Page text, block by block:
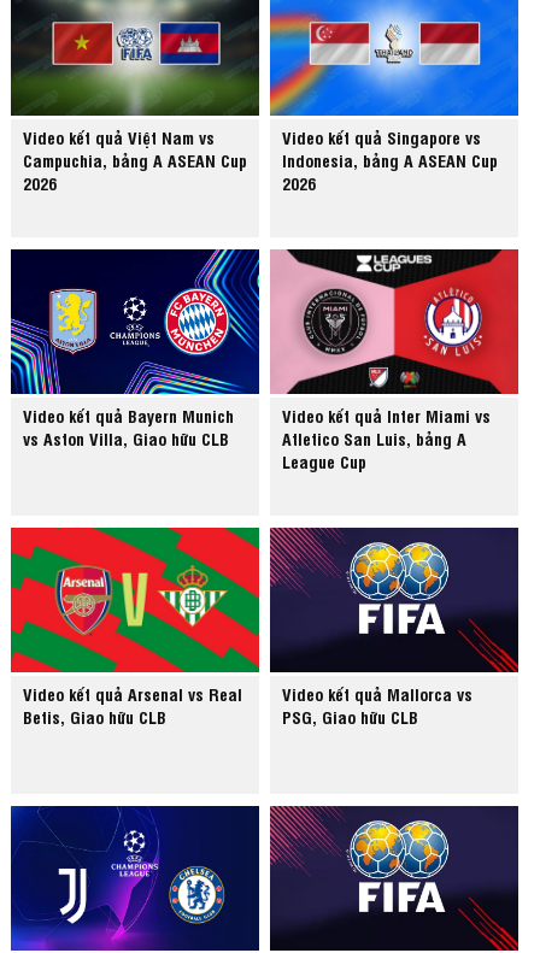
Video kết quả Việt Nam vs
Campuchia, bảng A ASEAN Cup
2026
Video kết quả Singapore vs
Indonesia, bảng A ASEAN Cup
2026
Video kết quả Bayern Munich
vs Aston Villa, Giao hữu CLB
Video kết quả Inter Miami vs
Atletico San Luis, bảng A
League Cup
Video kết quả Arsenal vs Real
Betis, Giao hữu CLB
Video kết quả Mallorca vs
PSG, Giao hữu CLB